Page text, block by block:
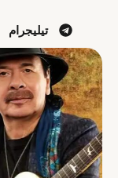
تيليجرام